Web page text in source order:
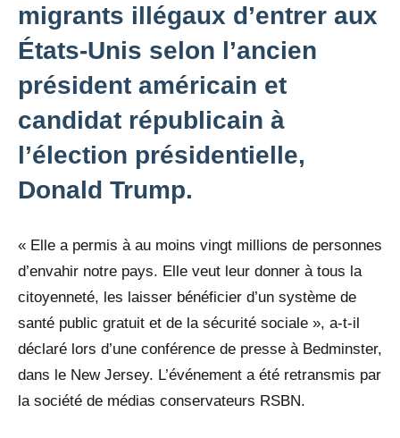
migrants illégaux d’entrer aux
États-Unis selon l’ancien
président américain et
candidat républicain à
l’élection présidentielle,
Donald Trump.
« Elle a permis à au moins vingt millions de personnes
d’envahir notre pays. Elle veut leur donner à tous la
citoyenneté, les laisser bénéficier d’un système de
santé public gratuit et de la sécurité sociale », a-t-il
déclaré lors d’une conférence de presse à Bedminster,
dans le New Jersey. L’événement a été retransmis par
la société de médias conservateurs RSBN.